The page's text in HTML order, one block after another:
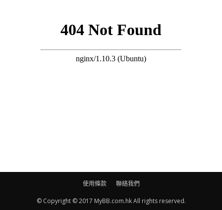
已往湊B都有嚇親既經歷(資料圖片)
使用條款 聯絡我們
© Copyright © 2017 MyBB.com.hk All rights reserved.